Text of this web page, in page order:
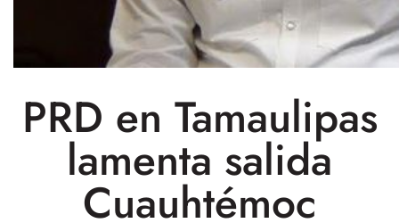
PRD en Tamaulipas
lamenta salida
Cuauhtémoc